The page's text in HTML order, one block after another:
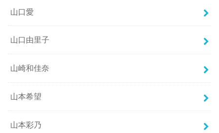
山口愛
山口由里子
山崎和佳奈
山本希望
山本彩乃